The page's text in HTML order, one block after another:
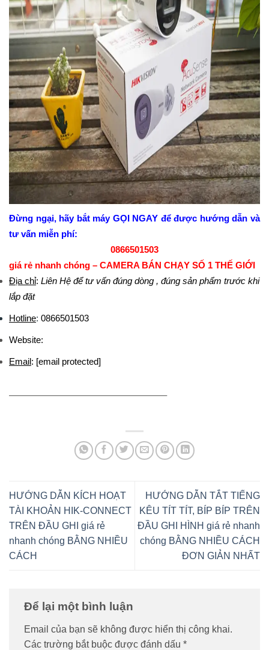
Đừng ngại, hãy bắt máy GỌI NGAY để được hướng dẫn và
tư vấn miễn phí:
0866501503
giá rẻ nhanh chóng – CAMERA BÁN CHẠY SỐ 1 THẾ GIỚI
Địa chỉ: Liên Hệ để tư vấn đúng dòng , đúng sản phẩm trước khi
lắp đặt
Hotline: 0866501503
Website:
Email: [email protected]
—————————————————–
HƯỚNG DẪN KÍCH HOẠT
TÀI KHOẢN HIK-CONNECT
TRÊN ĐẦU GHI giá rẻ
nhanh chóng BẰNG NHIỀU
CÁCH
HƯỚNG DẪN TẮT TIẾNG
KÊU TÍT TÍT, BÍP BÍP TRÊN
ĐẦU GHI HÌNH giá rẻ nhanh
chóng BẰNG NHIỀU CÁCH
ĐƠN GIẢN NHẤT
Để lại một bình luận
Email của bạn sẽ không được hiển thị công khai.
Các trường bắt buộc được đánh dấu *